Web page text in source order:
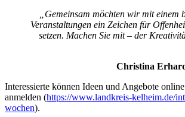
„Gemeinsam möchten wir mit einem
Veranstaltungen ein Zeichen für
setzen. Machen Sie mit – der
Christina
Interessierte können Ideen und Angebote
anmelden (https://www.landkreis-kelheim.de/
wochen).